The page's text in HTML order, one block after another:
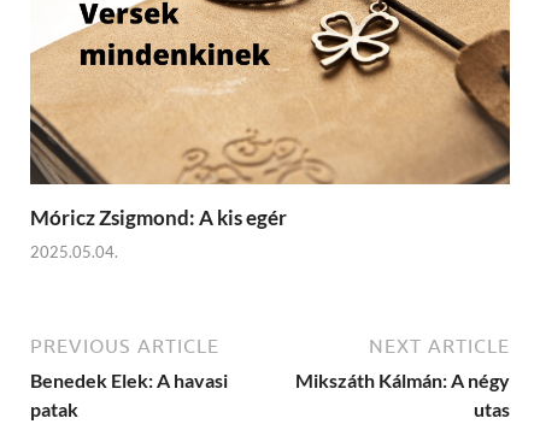
Móricz Zsigmond: A kis egér
2025.05.04.
PREVIOUS ARTICLE
Benedek Elek: A havasi
patak
NEXT ARTICLE
Mikszáth Kálmán: A négy
utas